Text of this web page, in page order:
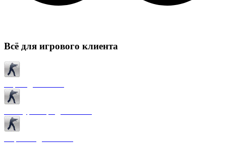
Всё для игрового клиента